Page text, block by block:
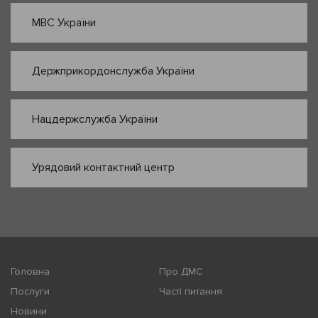
МВС України
Держприкордонслужба України
Нацдержслужба України
Урядовий контактний центр
Головна
Про ДМС
Послуги
Часті питання
Новини